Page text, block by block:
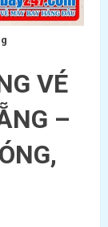
VÉ
–